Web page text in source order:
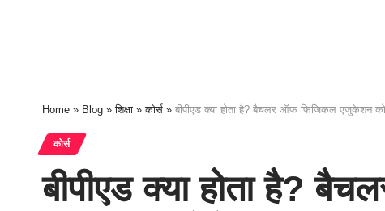
Home » Blog »शिक्षा »कोर्स » बीपीएड क्या होता है? बैचलर ऑफ फिजिकल एजुकेशन
कोर्स
बीपीएड क्या होता है?